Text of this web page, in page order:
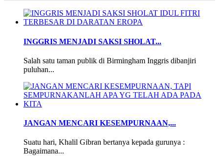
INGGRIS MENJADI SAKSI SHOLAT...
Salah satu taman publik di Birmingham Inggris dibanjiri
puluhan...
JANGAN MENCARI KESEMPURNAAN,...
Suatu hari, Khalil Gibran bertanya kepada gurunya :
Bagaimana...